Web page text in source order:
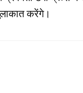
करेंगे।